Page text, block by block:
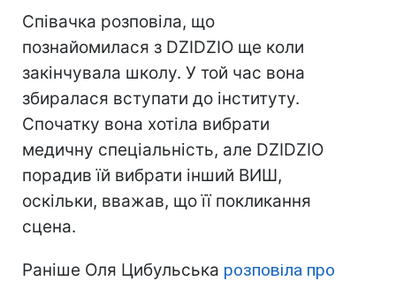
Співачка розповіла, що
познайомилася з DZIDZIO ще коли
закінчувала школу. У той час вона
збиралася вступати до інституту.
Спочатку вона хотіла вибрати
медичну спеціальність, але DZIDZIO
порадив їй вибрати інший ВИШ,
оскільки, вважав, що її покликання
сцена.
Раніше Оля Цибульська розповіла про